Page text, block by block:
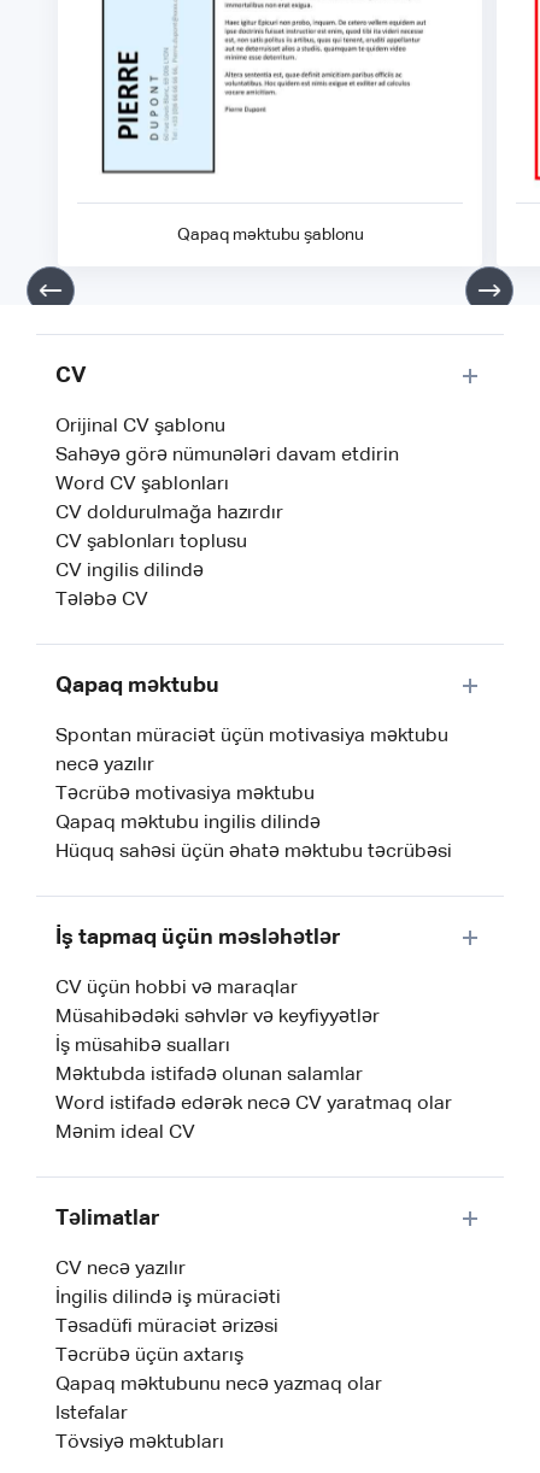
Qapaq məktubu şablonu
CV
Orijinal CV şablonu
Sahəyə görə nümunələri davam etdirin
Word CV şablonları
CV doldurulmağa hazırdır
CV şablonları toplusu
CV ingilis dilində
Tələbə CV
Qapaq məktubu
Spontan müraciət üçün motivasiya məktubu
necə yazılır
Təcrübə motivasiya məktubu
Qapaq məktubu ingilis dilində
Hüquq sahəsi üçün əhatə məktubu təcrübəsi
İş tapmaq üçün məsləhətlər
CV üçün hobbi və maraqlar
Müsahibədəki səhvlər və keyfiyyətlər
İş müsahibə sualları
Məktubda istifadə olunan salamlar
Word istifadə edərək necə CV yaratmaq olar
Mənim ideal CV
Təlimatlar
CV necə yazılır
İngilis dilində iş müraciəti
Təsadüfi müraciət ərizəsi
Təcrübə üçün axtarış
Qapaq məktubunu necə yazmaq olar
Istefalar
Tövsiyə məktubları